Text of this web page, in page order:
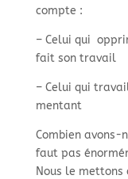
compte :
– Celui qui
fait son travail
– Celui qui
mentant
Combien avons-
faut pas
Nous le mettons